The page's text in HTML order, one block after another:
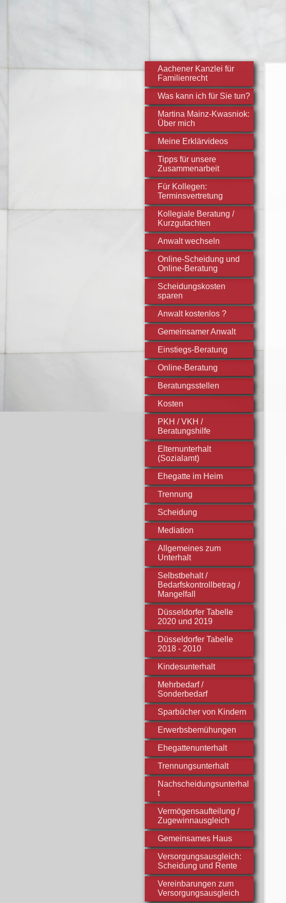
Aachener Kanzlei für
Familienrecht
Was kann ich für Sie tun?
Martina Mainz-Kwasniok:
Über mich
Meine Erklärvideos
Tipps für unsere
Zusammenarbeit
Für Kollegen:
Terminsvertretung
Kollegiale Beratung /
Kurzgutachten
Anwalt wechseln
Online-Scheidung und
Online-Beratung
Scheidungskosten
sparen
Anwalt kostenlos ?
Gemeinsamer Anwalt
Einstiegs-Beratung
Online-Beratung
Beratungsstellen
Kosten
PKH / VKH /
Beratungshilfe
Elternunterhalt
(Sozialamt)
Ehegatte im Heim
Trennung
Scheidung
Mediation
Allgemeines zum
Unterhalt
Selbstbehalt /
Bedarfskontrollbetrag /
Mangelfall
Düsseldorfer Tabelle
2020 und 2019
Düsseldorfer Tabelle
2018 - 2010
Kindesunterhalt
Mehrbedarf /
Sonderbedarf
Sparbücher von Kindern
Erwerbsbemühungen
Ehegattenunterhalt
Trennungsunterhalt
Nachscheidungsunterhal
t
Vermögensaufteilung /
Zugewinnausgleich
Gemeinsames Haus
Versorgungsausgleich:
Scheidung und Rente
Vereinbarungen zum
Versorgungsausgleich